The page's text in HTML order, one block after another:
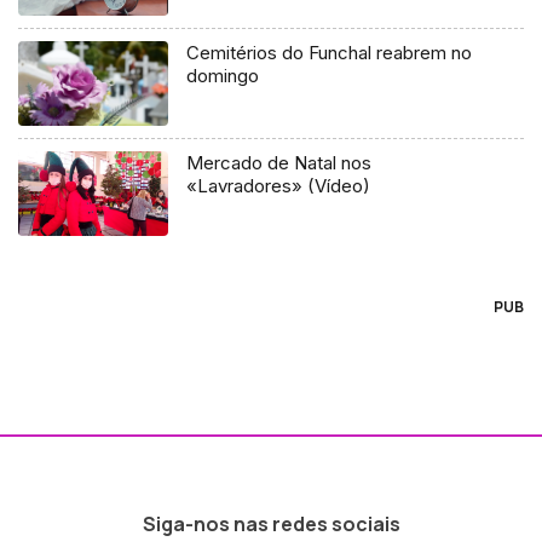
Cemitérios do Funchal reabrem no
domingo
Mercado de Natal nos
«Lavradores» (Vídeo)
PUB
Siga-nos nas redes sociais